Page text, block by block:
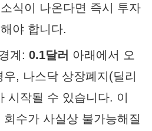
식이 나온다면 즉시 투자
야 합니다.
계: 0.1달러 아래에서 오
, 나스닥 상장폐지(딜리
시작될 수 있습니다. 이
회수가 사실상 불가능해질